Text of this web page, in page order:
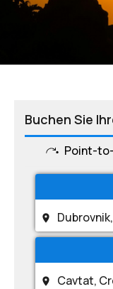
Buchen Sie
Point-
Cavtat,